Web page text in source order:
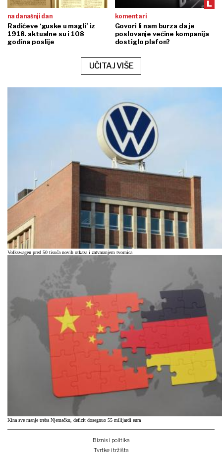
na današnji dan
Radićeve ‘guske u magli’ iz
1918. aktualne su i 108
godina poslije
komentari
Govori li nam burza da je
poslovanje većine kompanija
dostiglo plafon?
UČITAJ VIŠE
Volkswagen pred 50 tisuća novih otkaza i zatvaranjem tvornica
Kina sve manje treba Njemačku, deficit dosegnuo 55 milijardi eura
Biznis i politika
Tvrtke i tržišta